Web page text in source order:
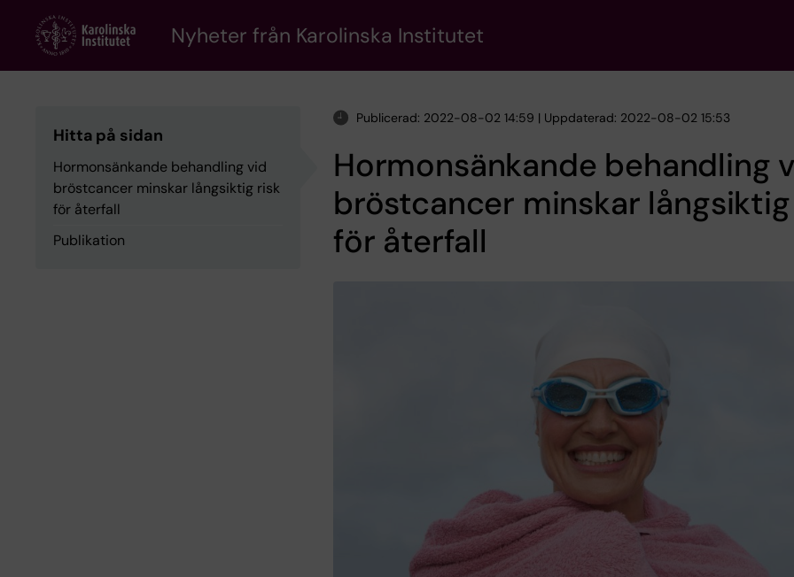
content
Nyheter från Karolinska Institutet
Hitta på sidan
Hormonsänkande behandling vid
bröstcancer minskar långsiktig risk
för återfall
Publikation
Publicerad: 2022-08-02 14:59 | Uppdaterad: 2022-08-02 15:53
Hormonsänkande behandling
bröstcancer minskar
för återfall